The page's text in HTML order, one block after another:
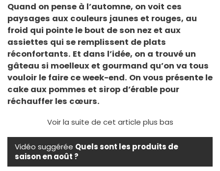
Quand on pense à l’automne, on voit ces
paysages aux couleurs jaunes et rouges, au
froid qui pointe le bout de son nez et aux
assiettes qui se remplissent de plats
réconfortants. Et dans l’idée, on a trouvé un
gâteau si moelleux et gourmand qu’on va tous
vouloir le faire ce week-end. On vous présente le
cake aux pommes et sirop d’érable pour
réchauffer les cœurs.
Voir la suite de cet article plus bas
Vidéo suggérée Quels sont les produits de
saison en août ?